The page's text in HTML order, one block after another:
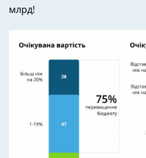
млрд!